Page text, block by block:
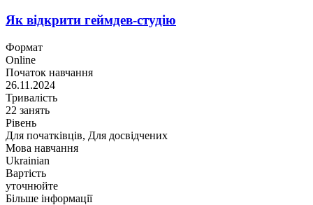
Як відкрити геймдев-студію
Формат
Online
Початок навчання
26.11.2024
Тривалість
22 занять
Рівень
Для початківців, Для досвідчених
Мова навчання
Ukrainian
Вартість
уточнюйте
Більше інформації